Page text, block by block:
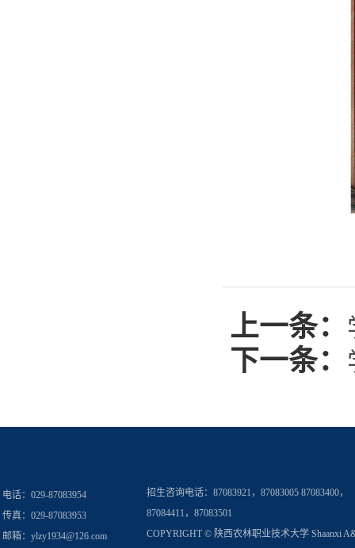
上一条：
下一条：
电话：029-87083954
传真：029-87083953
邮箱： ylzy1934@126.com
招生咨询电话： 87083921，87083005 87083400，
87084411，87083501
COPYRIGHT © 陕西农林职业技术大学 Shaanxi